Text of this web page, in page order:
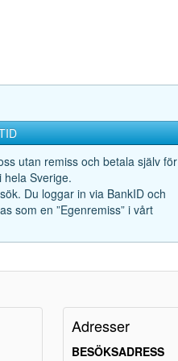
utan remiss och betala själv för
Sverige.
Du loggar in via BankID och
som en ”Egenremiss” i vårt
Adresser
BESÖKSADRESS